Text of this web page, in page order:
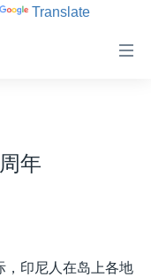
Translate
年
，印尼人在岛上各地